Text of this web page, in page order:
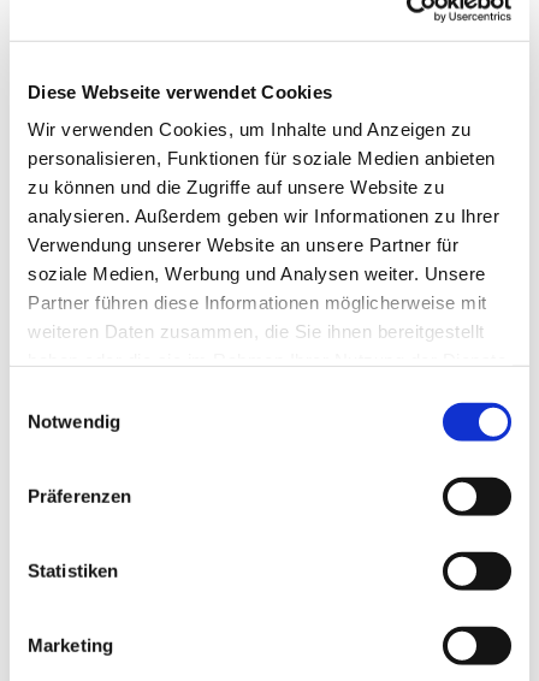
Diese Webseite verwendet Cookies
Wir verwenden Cookies, um Inhalte und Anzeigen zu
personalisieren, Funktionen für soziale Medien anbieten
zu können und die Zugriffe auf unsere Website zu
analysieren. Außerdem geben wir Informationen zu Ihrer
Verwendung unserer Website an unsere Partner für
soziale Medien, Werbung und Analysen weiter. Unsere
Partner führen diese Informationen möglicherweise mit
weiteren Daten zusammen, die Sie ihnen bereitgestellt
Notwendig
Präferenzen
Statistiken
Marketing
Dies könnte Sie auch
interessieren